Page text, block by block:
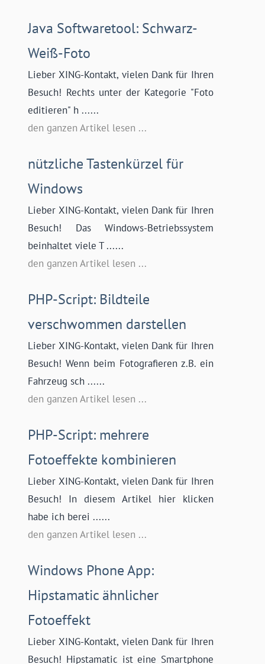
Java Softwaretool: Schwarz-
Weiß-Foto
Lieber XING-Kontakt, vielen Dank für Ihren
Besuch! Rechts unter der Kategorie "Foto
editieren" h ......
den ganzen Artikel lesen ...
nützliche Tastenkürzel für
Windows
Lieber XING-Kontakt, vielen Dank für Ihren
Besuch! Das Windows-Betriebssystem
beinhaltet viele T ......
den ganzen Artikel lesen ...
PHP-Script: Bildteile
verschwommen darstellen
Lieber XING-Kontakt, vielen Dank für Ihren
Besuch! Wenn beim Fotografieren z.B. ein
Fahrzeug sch ......
den ganzen Artikel lesen ...
PHP-Script: mehrere
Fotoeffekte kombinieren
Lieber XING-Kontakt, vielen Dank für Ihren
Besuch! In diesem Artikel hier klicken
habe ich berei ......
den ganzen Artikel lesen ...
Windows Phone App:
Hipstamatic ähnlicher
Fotoeffekt
Lieber XING-Kontakt, vielen Dank für Ihren
Besuch! Hipstamatic ist eine Smartphone